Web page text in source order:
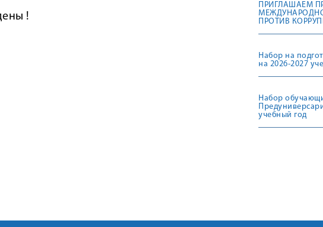
!
ПРИГЛАШАЕМ
ПРОТИВ
Набор на
на 2026-2027
Набор
учебный год